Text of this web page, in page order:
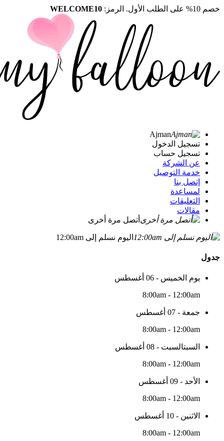
خصم 10% على الطلب الأول. الرمز: WELCOME10
Ajman
تسجيل الدخول
تسجيل حساب
عن الشركة
خدمة التوصيل
إتصل بنا
لمساعدة
التعليقات
مقالات
أتصل مرة أخرى
اليوم نسلم إلى 12:00am
جدول
يوم الخميس - 06 أغسطس
8:00am - 12:00am
جمعة - 07 أغسطس
8:00am - 12:00am
السبتالسبت - 08 أغسطس
8:00am - 12:00am
الأحد - 09 أغسطس
8:00am - 12:00am
الاثنين - 10 أغسطس
8:00am - 12:00am